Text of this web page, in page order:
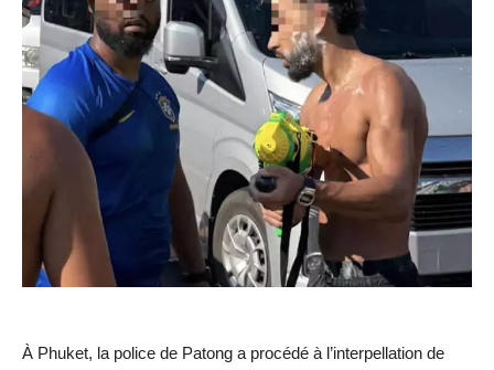
À Phuket, la police de Patong a procédé à l’interpellation de